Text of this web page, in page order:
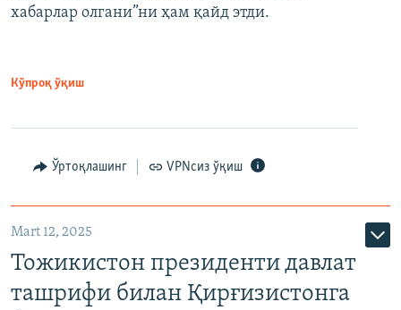
хабарлар олгани”ни ҳам қайд этди.
Кўпроқ ўқиш
Ўртоқлашинг VPNсиз ўқиш
Mart 12, 2025
Тожикистон президенти давлат
ташрифи билан Қирғизистонга